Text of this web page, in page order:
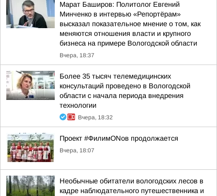
Марат Баширов: Политолог Евгений
Минченко в интервью «Репортёрам»
высказал показательное мнение о том, как
меняются отношения власти и крупного
бизнеса на примере Вологодской области
Вчера, 18:37
Более 35 тысяч телемедицинских
консультаций проведено в Вологодской
области с начала периода внедрения
технологии
Вчера, 18:32
Проект #ФилимONов продолжается
Вчера, 18:07
Необычные обитатели вологодских лесов в
кадре наблюдательного путешественника и